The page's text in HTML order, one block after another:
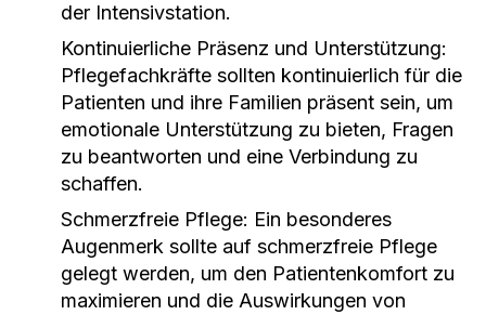
der Intensivstation.
Kontinuierliche Präsenz und Unterstützung:
Pflegefachkräfte sollten kontinuierlich für die
Patienten und ihre Familien präsent sein, um
emotionale Unterstützung zu bieten, Fragen
zu beantworten und eine Verbindung zu
schaffen.
Schmerzfreie Pflege: Ein besonderes
Augenmerk sollte auf schmerzfreie Pflege
gelegt werden, um den Patientenkomfort zu
maximieren und die Auswirkungen von